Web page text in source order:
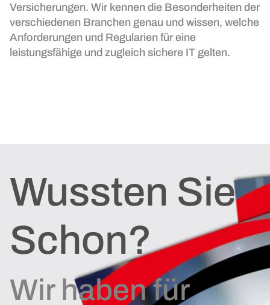
Versicherungen. Wir kennen die Besonderheiten der
verschiedenen Branchen genau und wissen, welche
Anforderungen und Regularien für eine
leistungsfähige und zugleich sichere IT gelten.
Wussten Sie
Schon?
Wir haben für